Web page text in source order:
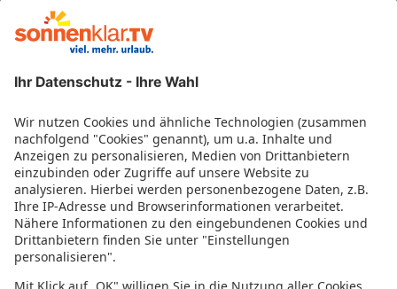
zur sonnenklar.TV Webseite
Moderatoren
Impressum
Informationen zur Barrierefreiheit
Datenschutz
Datenschutzeinstellungen